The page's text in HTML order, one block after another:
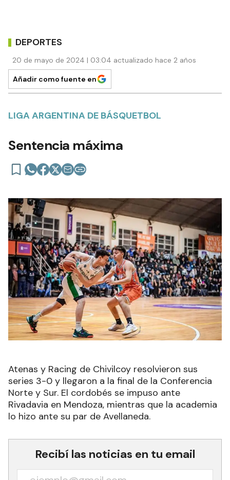
DEPORTES
20 de mayo de 2024 | 03:04 actualizado hace 2 años
Añadir como fuente en
LIGA ARGENTINA DE BÁSQUETBOL
Sentencia máxima
Atenas y Racing de Chivilcoy resolvieron sus
series 3-0 y llegaron a la final de la Conferencia
Norte y Sur. El cordobés se impuso ante
Rivadavia en Mendoza, mientras que la academia
lo hizo ante su par de Avellaneda.
Recibí las noticias en tu email